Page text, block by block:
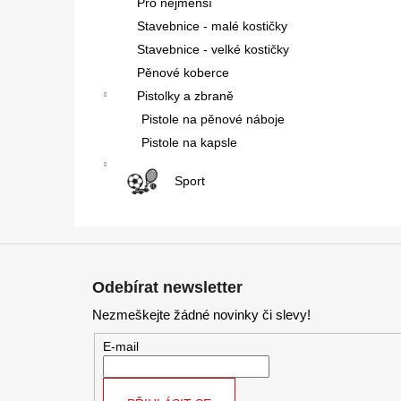
Stavebnice - malé kostičky
Stavebnice - velké kostičky
Pěnové koberce
Pistolky a zbraně
Pistole na pěnové náboje
Pistole na kapsle
Sport
Odebírat newsletter
Nezmeškejte žádné novinky či slevy!
E-mail